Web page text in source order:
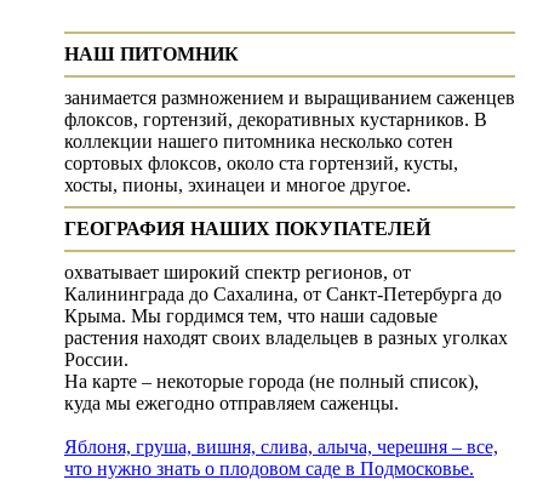
НАШ ПИТОМНИК
занимается размножением и выращиванием саженцев
флоксов, гортензий, декоративных кустарников. В
коллекции нашего питомника несколько сотен
сортовых флоксов, около ста гортензий, кусты,
хосты, пионы, эхинацеи и многое другое.
ГЕОГРАФИЯ НАШИХ ПОКУПАТЕЛЕЙ
охватывает широкий спектр регионов, от
Калининграда до Сахалина, от Санкт-Петербурга до
Крыма. Мы гордимся тем, что наши садовые
растения находят своих владельцев в разных уголках
России.
На карте – некоторые города (не полный список),
куда мы ежегодно отправляем саженцы.
Яблоня, груша, вишня, слива, алыча, черешня – все,
что нужно знать о плодовом саде в Подмосковье.